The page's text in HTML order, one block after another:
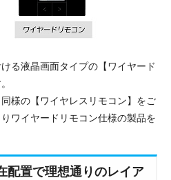
る液晶画面タイプの【ワイヤード
様の【ワイヤレスリモコン】をご
ワイヤードリモコン仕様の製品を
配置で理想通りのレイア